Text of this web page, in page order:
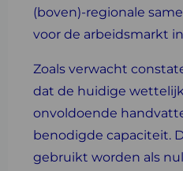
(boven)-regionale
voor de arbeidsmarkt
Zoals verwacht
dat de huidige
onvoldoende
benodigde capaciteit.
gebruikt worden als